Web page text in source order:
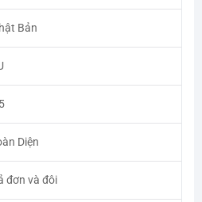
Bản
Diện
đơn và đôi